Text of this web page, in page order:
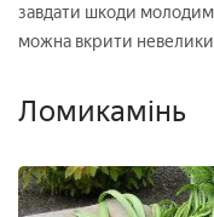
завдати шкоди молодим
можна вкрити
Ломикамінь